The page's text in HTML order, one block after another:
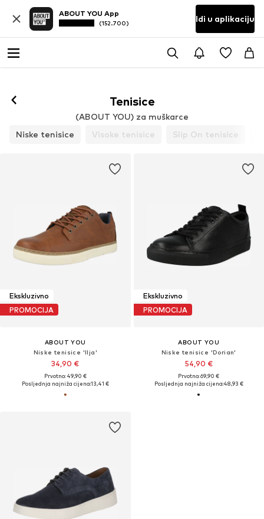
ABOUT YOU App
(152.700) Idi u aplikaciju
Tenisice
(ABOUT YOU) za muškarce
Niske tenisice
Visoke tenisice Slip On tenisice
Ekskluzivno
PROMOCIJA
ABOUT YOU
Niske tenisice 'Ilja'
34,90 €
Prvotno: 49,90 €
Posljednja najniža cijena:13,41 €
Ekskluzivno
PROMOCIJA
ABOUT YOU
Niske tenisice 'Dorian'
54,90 €
Prvotno: 69,90 €
Posljednja najniža cijena:48,93 €